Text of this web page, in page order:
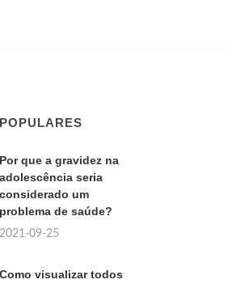
Por que a gravidez na
adolescência seria
considerado um
problema de saúde?
2021-09-25
Como visualizar todos